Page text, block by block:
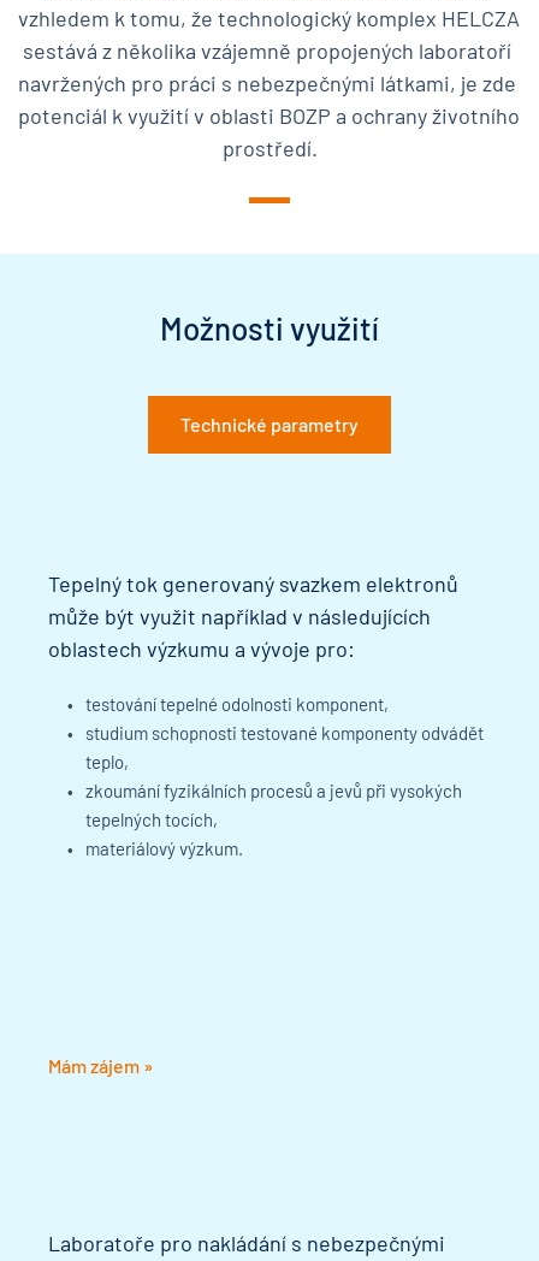
vzhledem k tomu, že technologický komplex HELCZA
sestává z několika vzájemně propojených laboratoří
navržených pro práci s nebezpečnými látkami, je zde
potenciál k využití v oblasti BOZP a ochrany životního
prostředí.
Možnosti využití
Technické parametry
Tepelný tok generovaný svazkem elektronů
může být využit například v následujících
oblastech výzkumu a vývoje pro:
testování tepelné odolnosti komponent,
studium schopnosti testované komponenty odvádět
teplo,
zkoumání fyzikálních procesů a jevů při vysokých
tepelných tocích,
materiálový výzkum.
Mám zájem »
Laboratoře pro nakládání s nebezpečnými